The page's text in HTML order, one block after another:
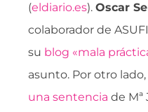
(eldiario.es). Oscar
colaborador de
su blog «mala
asunto. Por otro lado,
una sentencia de Mª